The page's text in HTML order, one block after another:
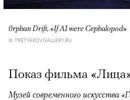
0rphan Drift, «If AI were Cephalopod»
© TRETYAKOVGALLERY.RU
Показ фильма
Музей современного искусства